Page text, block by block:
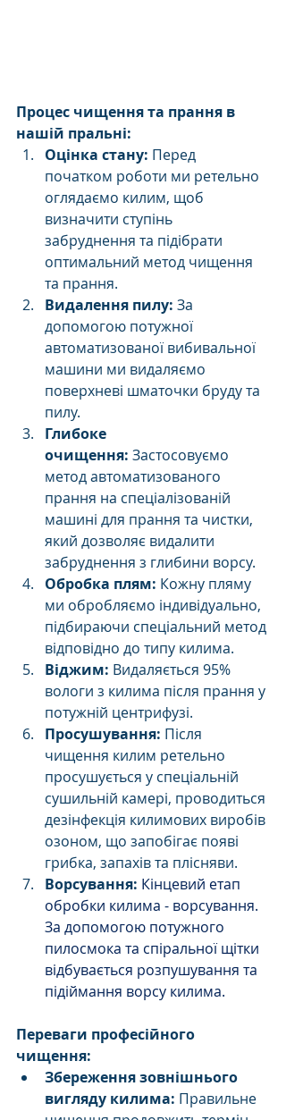
Процес чищення та прання в
нашій пральні:
Оцінка стану: Перед
початком роботи ми ретельно
оглядаємо килим, щоб
визначити ступінь
забруднення та підібрати
оптимальний метод чищення
та прання.
Видалення пилу: За
допомогою потужної
автоматизованої вибивальної
машини ми видаляємо
поверхневі шматочки бруду та
пилу.
Глибоке
очищення: Застосовуємо
метод автоматизованого
прання на спеціалізованій
машині для прання та чистки,
який дозволяє видалити
забруднення з глибини ворсу.
Обробка плям: Кожну пляму
ми обробляємо індивідуально,
підбираючи спеціальний метод
відповідно до типу килима.
Віджим: Видаляється 95%
вологи з килима після прання у
потужній центрифузі.
Просушування: Після
чищення килим ретельно
просушується у спеціальній
сушильній камері, проводиться
дезінфекція килимових виробів
озоном, що запобігає появі
грибка, запахів та плісняви.
Ворсування: Кінцевий етап
обробки килима - ворсування.
За допомогою потужного
пилосмока та спіральної щітки
відбувається розпушування та
підіймання ворсу килима.
Переваги професійного
чищення:
Збереження зовнішнього
вигляду килима: Правильне